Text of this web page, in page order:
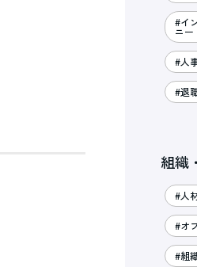
#イ
ニー
#人
#退
組織
#人
#オ
#組